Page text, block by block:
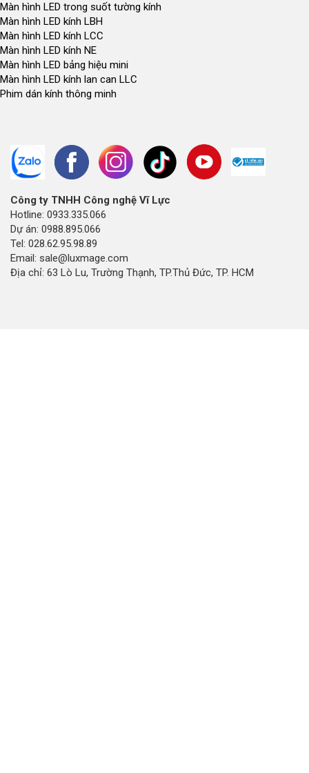
Màn hình LED trong suốt tường kính
Màn hình LED kính LBH
Màn hình LED kính LCC
Màn hình LED kính NE
Màn hình LED bảng hiệu mini
Màn hình LED kính lan can LLC
Phim dán kính thông minh
Công ty TNHH Công nghệ Vĩ Lực
Hotline: 0933.335.066
Dự án: 0988.895.066
Tel: 028.62.95.98.89
Email: sale@luxmage.com
Địa chỉ: 63 Lò Lu, Trường Thạnh, TP.Thủ Đức, TP. HCM